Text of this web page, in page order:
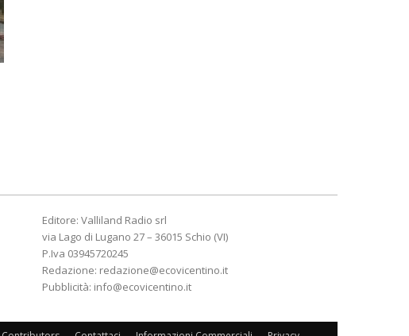
Editore: Valliland Radio srl
via Lago di Lugano 27 – 36015 Schio (VI)
P.Iva 03945720245
Redazione: redazione@ecovicentino.it
Pubblicità: info@ecovicentino.it